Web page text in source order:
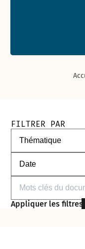
Filtres de recherche
FILTRER PAR
Filtrer par
Filtrer par date
Filtrer par mots-clés
Appliquer les filtres